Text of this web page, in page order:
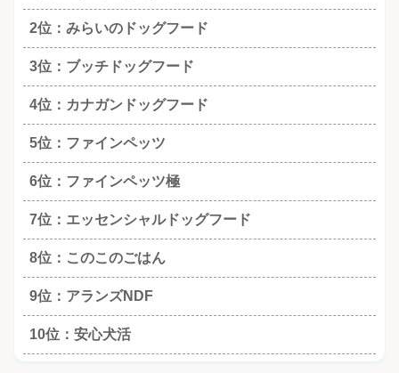
2位：みらいのドッグフード
3位：ブッチドッグフード
4位：カナガンドッグフード
5位：ファインペッツ
6位：ファインペッツ極
7位：エッセンシャルドッグフード
8位：このこのごはん
9位：アランズNDF
10位：安心犬活